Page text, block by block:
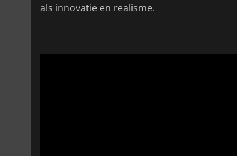
als innovatie en realisme.